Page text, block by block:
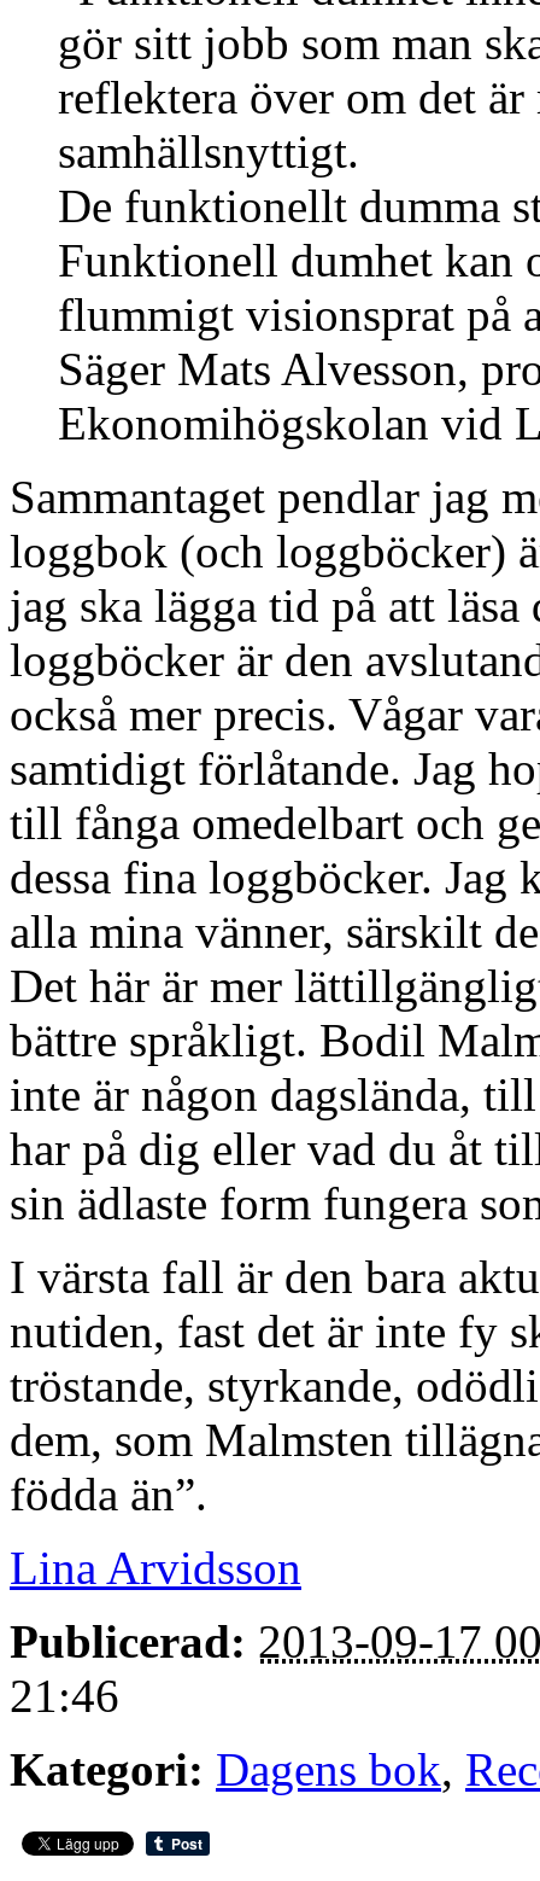
gör sitt jobb som man
reflektera över om det
samhällsnyttigt.
De funktionellt dumma
Funktionell dumhet kan
flummigt visionsprat på
Säger Mats Alvesson,
Ekonomihögskolan vid
Sammantaget pendlar jag
loggbok (och loggböcker)
jag ska lägga tid på att
loggböcker är den
också mer precis. Vågar
samtidigt förlåtande. Jag
till fånga omedelbart och
dessa fina loggböcker.
alla mina vänner, särskilt
Det här är mer
bättre språkligt. Bodil
inte är någon dagslända,
har på dig eller vad du åt
sin ädlaste form fungera
I värsta fall är den bara
nutiden, fast det är inte fy
tröstande, styrkande,
dem, som Malmsten
födda än”.
Lina Arvidsson
Publicerad: 2013-09-17
21:46
Kategori: Dagens bok,